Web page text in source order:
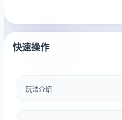
快速操作
玩法介绍